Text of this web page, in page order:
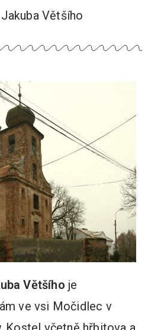
Většího
Většího je
ve vsi Močidlec v